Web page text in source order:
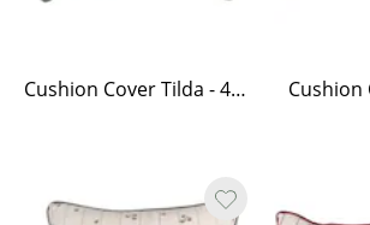
Cushion Cover Tilda - 45 x 45, Green